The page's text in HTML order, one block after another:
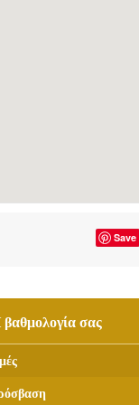
Save
σας